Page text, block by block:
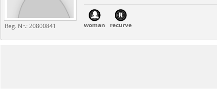
Reg. Nr.:20800841 woman recurve